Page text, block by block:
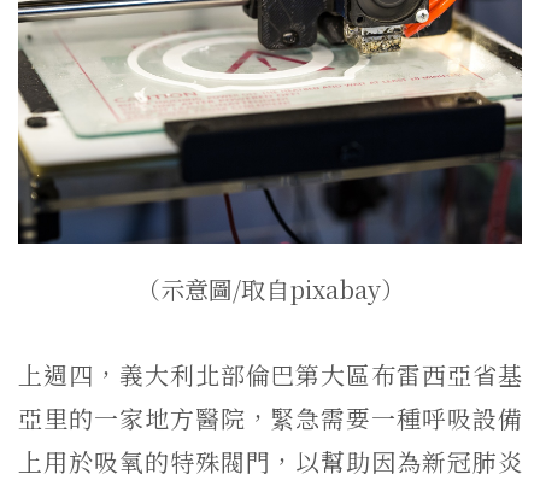
（示意圖/取自pixabay）
上週四，義大利北部倫巴第大區布雷西亞省基
亞里的一家地方醫院，緊急需要一種呼吸設備
上用於吸氧的特殊閥門，以幫助因為新冠肺炎